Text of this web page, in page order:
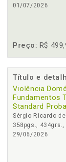
01/07/2026
Preço: R$
Título e
Violência
Fundamentos
Standard
Sérgio Ricardo
358pgs.,
29/06/2026